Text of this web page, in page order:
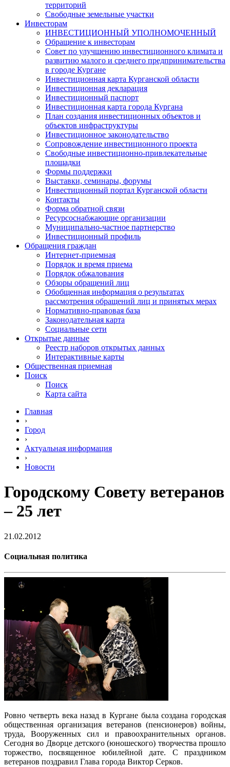
территорий
Свободные земельные участки
Инвесторам
ИНВЕСТИЦИОННЫЙ УПОЛНОМОЧЕННЫЙ
Обращение к инвесторам
Совет по улучшению инвестиционного климата и
развитию малого и среднего предпринимательства
в городе Кургане
Инвестиционная карта Курганской области
Инвестиционная декларация
Инвестиционный паспорт
Инвестиционная карта города Кургана
План создания инвестиционных объектов и
объектов инфраструктуры
Инвестиционное законодательство
Сопровождение инвестиционного проекта
Свободные инвестиционно-привлекательные
площадки
Формы поддержки
Выставки, семинары, форумы
Инвестиционный портал Курганской области
Контакты
Форма обратной связи
Ресурсоснабжающие организации
Муниципально-частное партнерство
Инвестиционный профиль
Обращения граждан
Интернет-приемная
Порядок и время приема
Порядок обжалования
Обзоры обращений лиц
Обобщенная информация о результатах
рассмотрения обращений лиц и принятых мерах
Нормативно-правовая база
Законодательная карта
Социальные сети
Открытые данные
Реестр наборов открытых данных
Интерактивные карты
Общественная приемная
Поиск
Поиск
Карта сайта
Главная
›
Город
›
Актуальная информация
›
Новости
Городскому Совету ветеранов
– 25 лет
21.02.2012
Социальная политика
Ровно четверть века назад в Кургане была создана городская
общественная организация ветеранов (пенсионеров) войны,
труда, Вооруженных сил и правоохранительных органов.
Сегодня во Дворце детского (юношеского) творчества прошло
торжество, посвященное юбилейной дате. С праздником
ветеранов поздравил Глава города Виктор Серков.